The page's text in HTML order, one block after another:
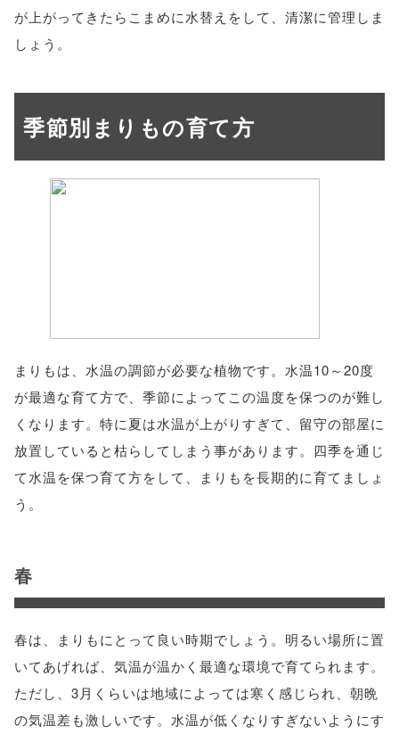
が上がってきたらこまめに水替えをして、清潔に管理しま
しょう。
季節別まりもの育て方
まりもは、水温の調節が必要な植物です。水温10～20度
が最適な育て方で、季節によってこの温度を保つのが難し
くなります。特に夏は水温が上がりすぎて、留守の部屋に
放置していると枯らしてしまう事があります。四季を通じ
て水温を保つ育て方をして、まりもを長期的に育てましょ
う。
春
春は、まりもにとって良い時期でしょう。明るい場所に置
いてあげれば、気温が温かく最適な環境で育てられます。
ただし、3月くらいは地域によっては寒く感じられ、朝晩
の気温差も激しいです。水温が低くなりすぎないようにす